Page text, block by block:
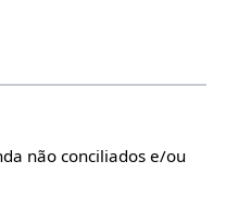
não conciliados e/ou